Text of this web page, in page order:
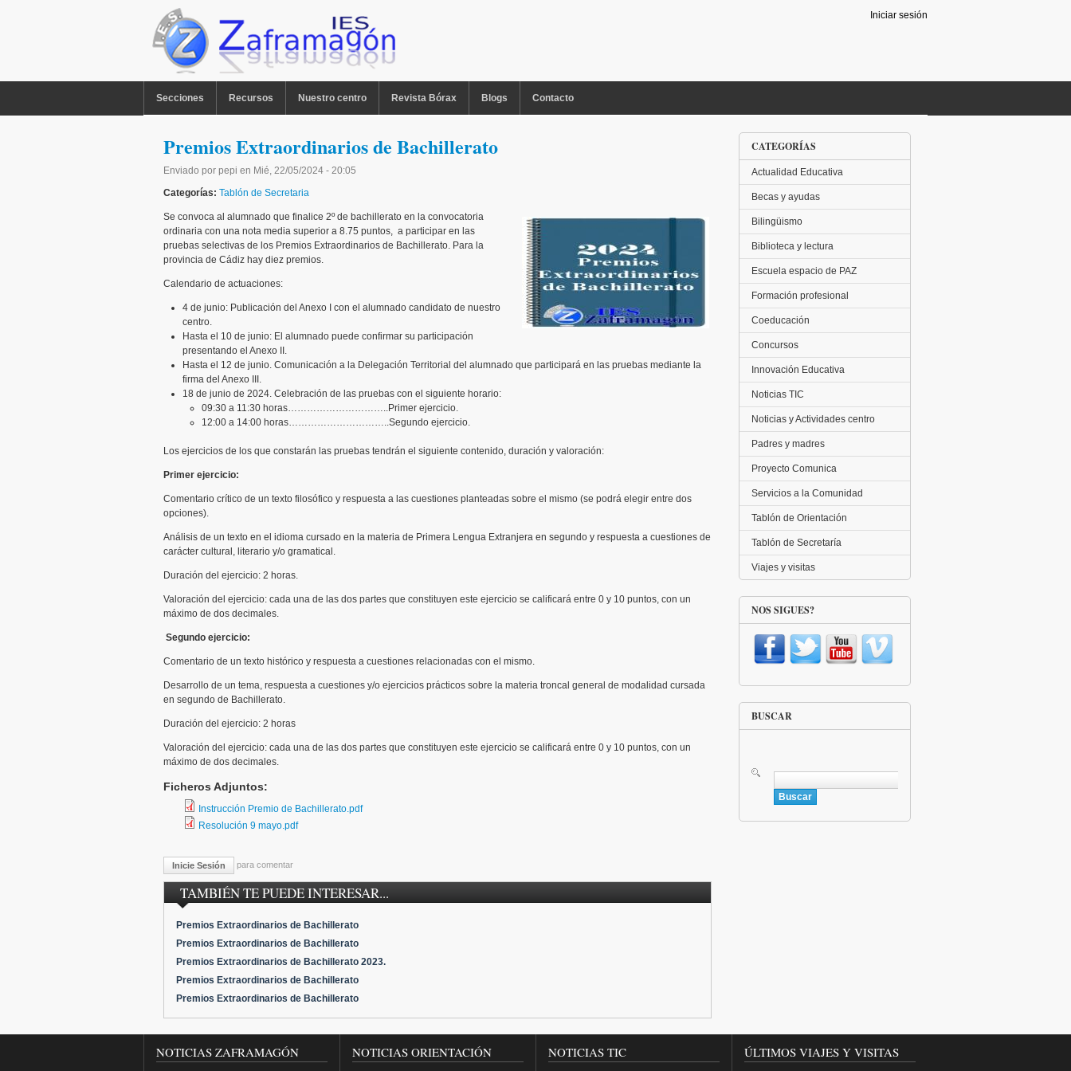
Iniciar sesión
Secciones Recursos Nuestro centro Revista Bórax Blogs Contacto
Premios Extraordinarios de Bachillerato
Enviado por pepi en Mié, 22/05/2024 - 20:05
Categorías: Tablón de Secretaria
Se convoca al alumnado que finalice 2º de bachillerato en la convocatoria
ordinaria con una nota media superior a 8.75 puntos, a participar en las
pruebas selectivas de los Premios Extraordinarios de Bachillerato. Para la
provincia de Cádiz hay diez premios.
Calendario de actuaciones:
4 de junio: Publicación del Anexo I con el alumnado candidato de nuestro
centro.
Hasta el 10 de junio: El alumnado puede confirmar su participación
presentando el Anexo II.
Hasta el 12 de junio. Comunicación a la Delegación Territorial del alumnado que participará en las pruebas mediante la
firma del Anexo III.
18 de junio de 2024. Celebración de las pruebas con el siguiente horario:
09:30 a 11:30 horas…………………………..Primer ejercicio.
12:00 a 14:00 horas…………………………..Segundo ejercicio.
Los ejercicios de los que constarán las pruebas tendrán el siguiente contenido, duración y valoración:
Primer ejercicio:
Comentario crítico de un texto filosófico y respuesta a las cuestiones planteadas sobre el mismo (se podrá elegir entre dos
opciones).
Análisis de un texto en el idioma cursado en la materia de Primera Lengua Extranjera en segundo y respuesta a cuestiones de
carácter cultural, literario y/o gramatical.
Duración del ejercicio: 2 horas.
Valoración del ejercicio: cada una de las dos partes que constituyen este ejercicio se calificará entre 0 y 10 puntos, con un
máximo de dos decimales.
Segundo ejercicio:
Comentario de un texto histórico y respuesta a cuestiones relacionadas con el mismo.
Desarrollo de un tema, respuesta a cuestiones y/o ejercicios prácticos sobre la materia troncal general de modalidad cursada
en segundo de Bachillerato.
Duración del ejercicio: 2 horas
Valoración del ejercicio: cada una de las dos partes que constituyen este ejercicio se calificará entre 0 y 10 puntos, con un
máximo de dos decimales.
Ficheros Adjuntos:
Instrucción Premio de Bachillerato.pdf
Resolución 9 mayo.pdf
Inicie Sesión para comentar
TAMBIÉN TE PUEDE INTERESAR...
Premios Extraordinarios de Bachillerato
Premios Extraordinarios de Bachillerato
Premios Extraordinarios de Bachillerato 2023.
Premios Extraordinarios de Bachillerato
Premios Extraordinarios de Bachillerato
CATEGORÍAS
Actualidad Educativa
Becas y ayudas
Bilingüismo
Biblioteca y lectura
Escuela espacio de PAZ
Formación profesional
Coeducación
Concursos
Innovación Educativa
Noticias TIC
Noticias y Actividades centro
Padres y madres
Proyecto Comunica
Servicios a la Comunidad
Tablón de Orientación
Tablón de Secretaría
Viajes y visitas
NOS SIGUES?
BUSCAR
Buscar
NOTICIAS ZAFRAMAGÓN NOTICIAS ORIENTACIÓN NOTICIAS TIC ÚLTIMOS VIAJES Y VISITAS